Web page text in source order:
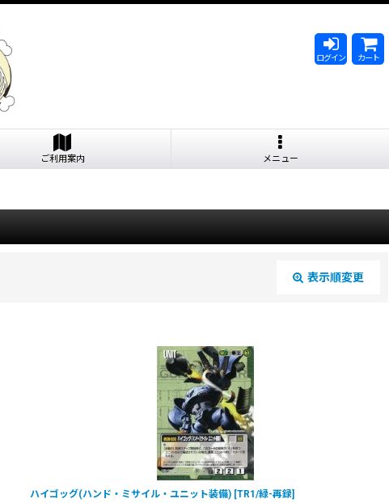
ログイン カート
ご利用案内 メニュー
表示順変更
ハイゴッグ(ハンド・ミサイル・ユニット装備) [TR1/緑-再録]